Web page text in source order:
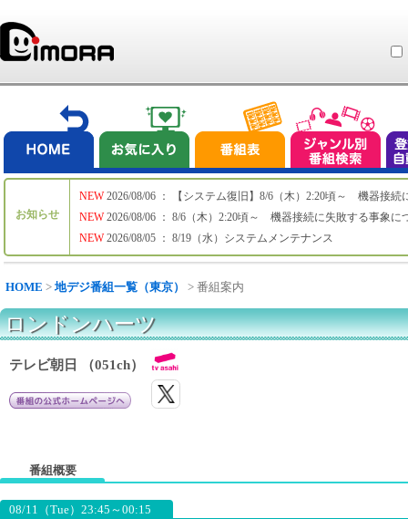
お知らせ
NEW
NEW
NEW
2026/08/06 ： 【システム復旧】8/6（木）2:20頃～ 機器接続
2026/08/06 ： 8/6（木）2:20頃～ 機器接続に失敗する事象に
2026/08/05 ： 8/19（水）システムメンテナンス
HOME > 地デジ番組一覧（東京） > 番組案内
ロンドンハーツ
テレビ朝日 （051ch）
番組概要
08/11（Tue）23:45～00:15